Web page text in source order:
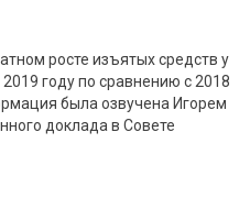
росте изъятых средств у
году по сравнению с 2018
была озвучена Игорем
доклада в Совете